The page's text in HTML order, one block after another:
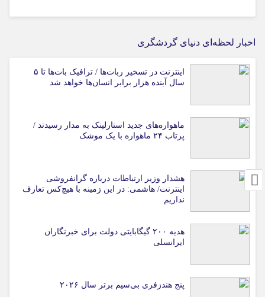
اخبار لحظه‌ای دنیای گردشگری
اینترنت در تسخیر ربات‌ها / ترافیک بات‌ها تا ۵
سال آینده هزار برابر انسان‌ها خواهد شد
ماهواره‌های جدید استارلینک به مدار رسیدند /
پرتاب ۲۴ ماهواره با یک موشک
هشدار وزیر ارتباطات درباره گرانفروشی
اینترنت/ هاشمی: در این زمینه با هیچ‌کس تعارف
نداریم
هدیه ۲۰۰ گیگابایتی دولت برای خبرنگاران
ایرانسلی
پنج هندزفری بی‌سیم برتر سال ۲۰۲۶